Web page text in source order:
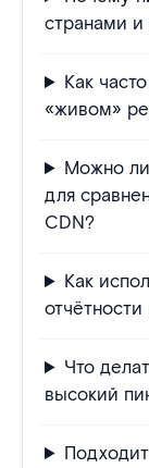
странами
Как
«живом»
Можно ли
для
CDN?
Как
Что
высокий